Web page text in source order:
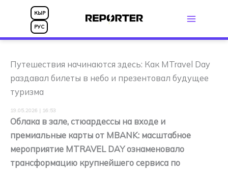
Перейти
содержимому
КЫР
РУС
Путешествия начинаются здесь: Как MTravel Day
раздавал билеты в небо и презентовал будущее
туризма
19.05.2026 | 16:53
Облака в зале, стюардессы на входе и
премиальные карты от MBANK: масштабное
мероприятие MTRAVEL DAY ознаменовало
трансформацию крупнейшего сервиса по